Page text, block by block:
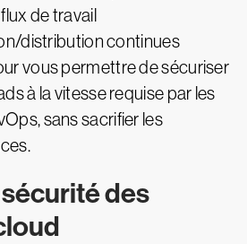
de travail
distribution continues
vous permettre de sécuriser
à la vitesse requise par les
sans sacrifier les
des